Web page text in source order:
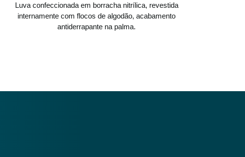
Luva confeccionada em borracha nitrílica, revestida
internamente com flocos de algodão, acabamento
antiderrapante na palma.